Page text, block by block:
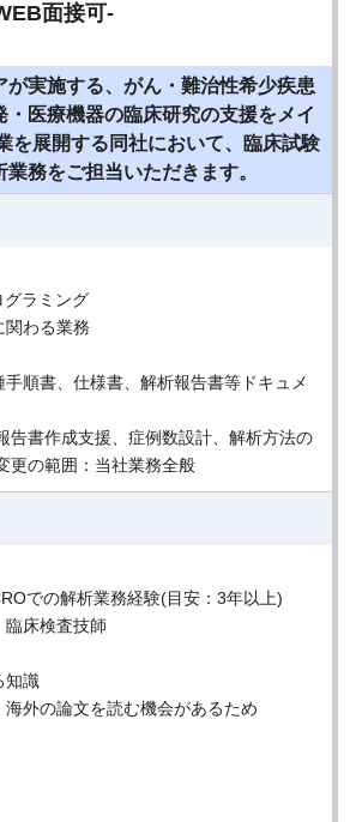
面接可-
が実施する、がん・難治性希少疾患
・医療機器の臨床研究の支援をメイ
を展開する同社において、臨床試験
務をご担当いただきます。
グラミング
関わる業務
手順書、仕様書、解析報告書等ドキュメ
告書作成支援、症例数設計、解析方法の
更の範囲：当社業務全般
での解析業務経験(目安：3年以上)
床検査技師
知識
海外の論文を読む機会があるため